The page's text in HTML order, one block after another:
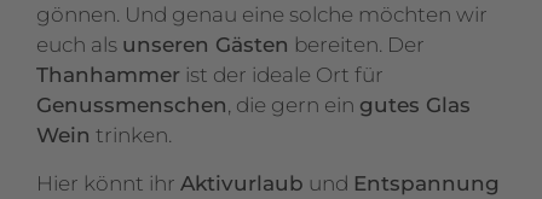
gönnen. Und genau eine solche möchten wir
euch als unseren Gästen bereiten. Der
Thanhammer ist der ideale Ort für
Genussmenschen , die gern ein gutes Glas
Wein trinken.
Hier könnt ihr Aktivurlaub und Entspannung